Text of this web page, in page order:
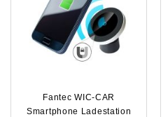
Fantec WIC-CAR
Smartphone Ladestation